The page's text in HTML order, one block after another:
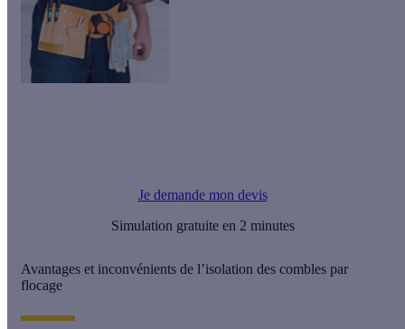
Je demande mon devis
Simulation gratuite en 2 minutes
Avantages et inconvénients de l’isolation des combles par
flocage